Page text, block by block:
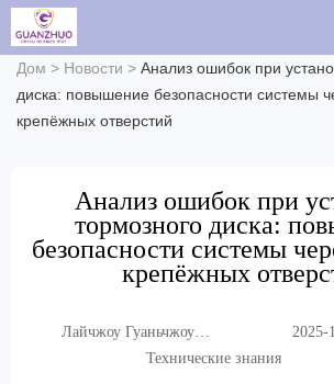
Дом > Новости > Анализ ошибок при
диска: повышение безопасности системы
крепёжных отверстий
Анализ ошибок при
тормозного диска:
безопасности системы
крепёжных
Лайчжоу Гуаньчжоу
Торговая Компания,
2025-
Технические знания